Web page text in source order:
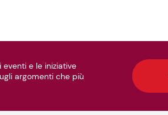
eventi e le iniziative
argomenti che più